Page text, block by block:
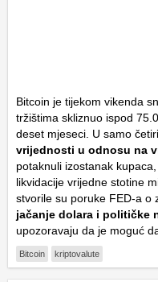
Bitcoin je tijekom vikenda
tržištima skliznuo ispod
deset mjeseci. U samo
vrijednosti u odnosu na
potaknuli izostanak
likvidacije vrijedne stotine
stvorile su poruke FED-a o
jačanje dolara i političke
upozoravaju da je moguć
Bitcoin kriptovalute